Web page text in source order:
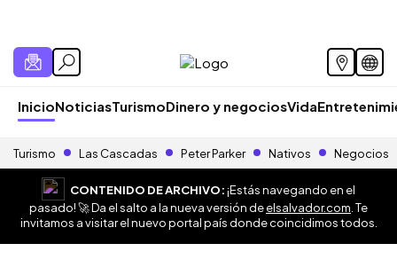
InicioNoticiasTurismoDinero y negociosVida
Turismo Las Cascadas Peter Parker Nativos Negocios
CONTENIDO DE ARCHIVO:¡Estás navegando en el
pasado! 🚀 Da el salto a la nueva versión deelsalvador.com . Te
invitamos a visitar el nuevo portal país donde coincidimos todos.